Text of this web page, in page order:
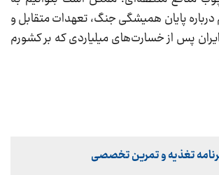
پایان همیشگی جنگ، تعهدات متقابل و
پس از خسارت‌های میلیاردی که بر کشورم
تغذیه و تمرین تخصصی